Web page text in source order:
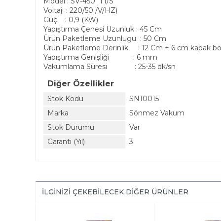
Voltaj : 220/50 /V/HZ)
Güç : 0,9 (KW)
Yapıştırma Çenesi Uzunluk : 45 Cm
Ürün Paketleme Uzunlugu : 50 Cm
Ürün Paketleme Derinlik : 12 Cm + 6 cm kapak
Yapıştırma Genişliği : 6 mm
Vakumlama Süresi : 25-35 dk/sn
Diğer Özellikler
Stok Kodu
SN10015
Marka
Sönmez Vakum
Stok Durumu
Var
Garanti (Yıl)
3
İLGINIZI ÇEKEBILECEK DIĞER ÜRÜNLER